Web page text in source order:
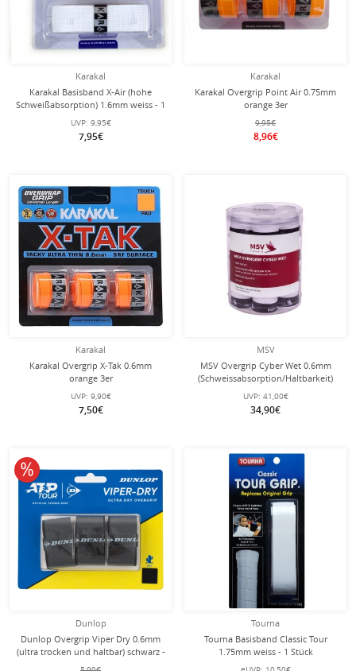
Karakal
Karakal Basisband X-Air (hohe
Schweißabsorption) 1.6mm weiss - 1
Stück
UVP: 9,95€
7,95€
Karakal
Karakal Overgrip Point Air 0.75mm
orange 3er
9,95€
8,96€
Karakal
Karakal Overgrip X-Tak 0.6mm
orange 3er
UVP: 9,90€
7,50€
MSV
MSV Overgrip Cyber Wet 0.6mm
(Schweissabsorption/Haltbarkeit)
weiss 24er Box
UVP: 41,00€
34,90€
Dunlop
Dunlop Overgrip Viper Dry 0.6mm
(ultra trocken und haltbar) schwarz -
3 Stück
10% reduziert
Tourna
Tourna Basisband Classic Tour
1.75mm weiss - 1 Stück